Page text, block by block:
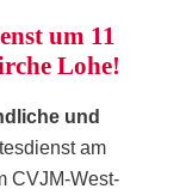
um 11
Lohe!
und
am
CVJM-West­